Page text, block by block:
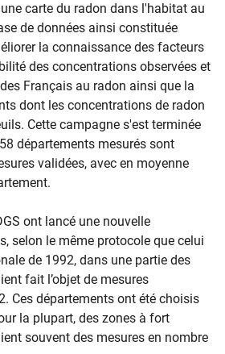
carte du radon dans l'habitat au
de données ainsi constituée
la connaissance des facteurs
des concentrations observées et
Français au radon ainsi que la
dont les concentrations de radon
Cette campagne s'est terminée
départements mesurés sont
validées, avec en moyenne
ont lancé une nouvelle
selon le même protocole que celui
de 1992, dans une partie des
fait l’objet de mesures
Ces départements ont été choisis
la plupart, des zones à fort
souvent des mesures en nombre